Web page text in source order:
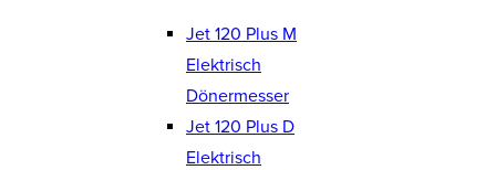
Jet 120 Plus M
Elektrisch
Dönermesser
Jet 120 Plus D
Elektrisch